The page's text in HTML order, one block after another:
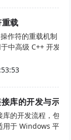
载
作符的重载机制，
中高级 C++ 开发
库的开发与示例
库的开发流程，包
用于 Windows 平台